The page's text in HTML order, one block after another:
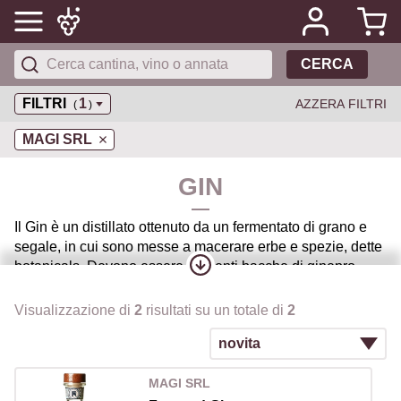
CERCA
FILTRI ( 1) AZZERA FILTRI
MAGI SRL
GIN
Il Gin è un distillato ottenuto da un fermentato di grano e
segale, in cui sono messe a macerare erbe e spezie, dette
botanicals. Devono essere presenti bacche di ginepro,
profumo e il gusto. La sua ricetta originale è di origine
olandese, ma è nel Regno Unito che il distillato ha
conosciuto l’evoluzione più significativa, nelle componenti
aromatiche e nei metodi di produzione.
Anche se nell' ultimo decennio sono nate moltissime altre
Visualizzazione di 2 risultati su un totale di 2
MAGI SRL